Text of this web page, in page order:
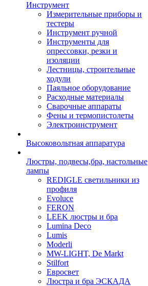
Инструмент
Измерительные приборы и
тестеры
Инструмент ручной
Инструменты для
опрессовки, резки и
изоляции
Лестницы, строительные
ходули
Паяльное оборудование
Расходные материалы
Сварочные аппараты
Фены и термопистолеты
Электроинструмент
Высоковольтная аппаратура
Люстры, подвесы,бра, настольные
лампы
REDIGLE светильники из
профиля
Evoluce
FERON
LEEK люстры и бра
Lumina Deco
Lumis
Moderli
MW-LIGHT, De Markt
Stilfort
Евросвет
Люстра и бра ЭСКАДА